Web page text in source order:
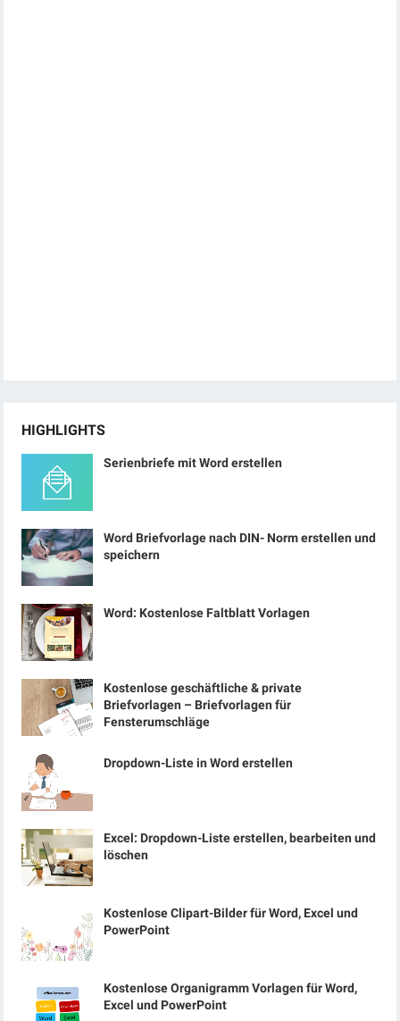
HIGHLIGHTS
Serienbriefe mit Word erstellen
Word Briefvorlage nach DIN- Norm erstellen und
speichern
Word: Kostenlose Faltblatt Vorlagen
Kostenlose geschäftliche & private
Briefvorlagen – Briefvorlagen für
Fensterumschläge
Dropdown-Liste in Word erstellen
Excel: Dropdown-Liste erstellen, bearbeiten und
löschen
Kostenlose Clipart-Bilder für Word, Excel und
PowerPoint
Kostenlose Organigramm Vorlagen für Word,
Excel und PowerPoint